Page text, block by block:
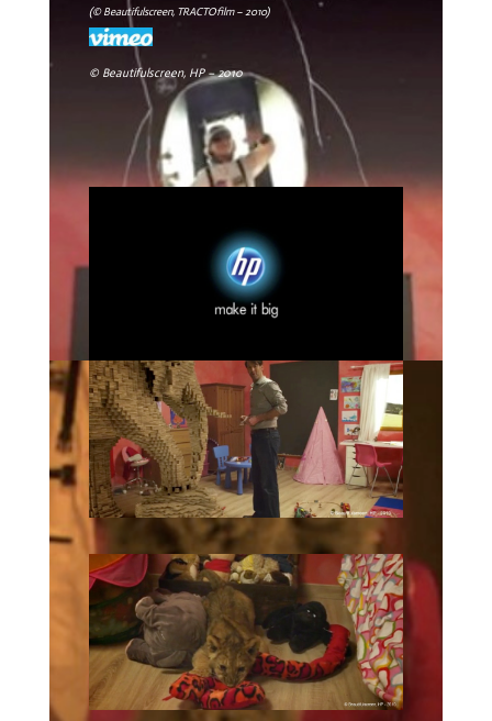
(© Beautifulscreen, TRACTOfilm – 2010)
© Beautifulscreen, HP – 2010